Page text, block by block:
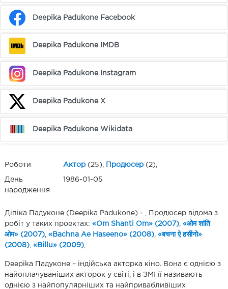
Deepika Padukone Facebook
Deepika Padukone IMDB
Deepika Padukone Instagram
Deepika Padukone X
Deepika Padukone Wikidata
Роботи Актор (25), Продюсер (2),
День
народження
1986-01-05
Діпіка Падуконе (Deepika Padukone) - , Продюсер відома з
робіт у таких проектах: «Om Shanti Om» (2007) «ओम शांति
ओम» (2007) «Bachna Ae Haseeno» (2008) «बचना ऐ हसीनो»
(2008) «Billu» (2009)
Deepika Падуконе – індійська акторка кіно. Вона є однією з
найоплачуваніших акторок у світі, і в ЗМІ її називають
однією з найпопулярніших та найпривабливіших